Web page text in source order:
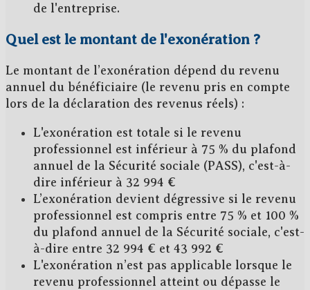
de l'entreprise.
Quel est le montant de l'exonération ?
Le montant de l’exonération dépend du revenu
annuel du bénéficiaire (le revenu pris en compte
lors de la déclaration des revenus réels) :
L'exonération est totale si le revenu
professionnel est inférieur à 75 % du plafond
annuel de la Sécurité sociale (PASS), c'est-à-
dire inférieur à 32 994 €
L’exonération devient dégressive si le revenu
professionnel est compris entre 75 % et 100 %
du plafond annuel de la Sécurité sociale, c'est-
à-dire entre 32 994 € et 43 992 €
L'exonération n’est pas applicable lorsque le
revenu professionnel atteint ou dépasse le